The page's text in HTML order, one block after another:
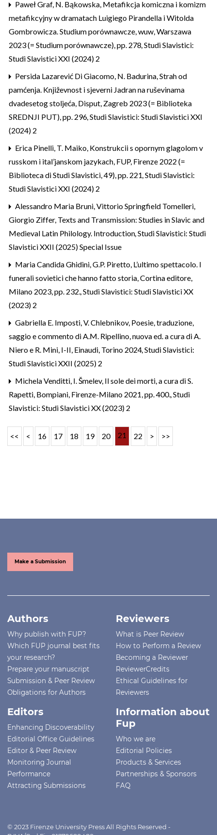
Paweł Graf, N. Bąkowska, Metafikcja komiczna i komizm
metafikcyjny w dramatach Luigiego Pirandella i Witolda
Gombrowicza. Studium porównawcze, wuw, Warszawa
2023 (= Studium porównawcze), pp. 278,Studi Slavistici:
Studi Slavistici XXI (2024) 2
Persida Lazarević Di Giacomo, N. Badurina, Strah od
pamćenja. Književnost i sjeverni Jadran na ruševinama
dvadesetog stoljeća, Disput, Zagreb 2023 (= Biblioteka
SREDNJI PUT), pp. 296,Studi Slavistici: Studi Slavistici XXI
(2024) 2
Erica Pinelli, T. Maiko, Konstrukcii s opornym glagolom v
russkom i ital’janskom jazykach, FUP, Firenze 2022 (=
Biblioteca di Studi Slavistici, 49), pp. 221,Studi Slavistici:
Studi Slavistici XXI (2024) 2
Alessandro Maria Bruni, Vittorio Springfield Tomelleri,
Giorgio Ziffer, Texts and Transmission: Studies in Slavic and
Medieval Latin Philology. Introduction,Studi Slavistici: Studi
Slavistici XXII (2025) Special Issue
Maria Candida Ghidini,G.P. Piretto, L’ultimo spettacolo. I
funerali sovietici che hanno fatto storia, Cortina editore,
Milano 2023, pp. 232.,Studi Slavistici: Studi Slavistici XX
(2023) 2
Gabriella E. Imposti,V. Chlebnikov, Poesie, traduzione,
saggio e commento di A.M. Ripellino, nuova ed. a cura di A.
Niero e R. Mini, I-II, Einaudi, Torino 2024,Studi Slavistici:
Studi Slavistici XXII (2025) 2
Michela Venditti, I. Šmelev, Il sole dei morti, a cura di S.
Rapetti, Bompiani, Firenze-Milano 2021, pp. 400.,Studi
Slavistici: Studi Slavistici XX (2023) 2
<< < 16 17 18 19 20 21 22 > >>
Make a Submission
Authors
Why publish with FUP?
Which FUP journal best fits
your research?
Prepare your manuscript
Submission & Peer Review
Obligations for Authors
Reviewers
What is Peer Review
How to Perform a Review
Becoming a Reviewer
ReviewerCredits
Ethical Guidelines for
Reviewers
Editors
Enhancing Discoverability
Editorial Office Guidelines
Editor & Peer Review
Monitoring Journal
Performance
Attracting Submissions
Information about
Fup
Who we are
Editorial Policies
Products & Services
Partnerships & Sponsors
FAQ
© 2023 Firenze University Press All Rights Reserved -